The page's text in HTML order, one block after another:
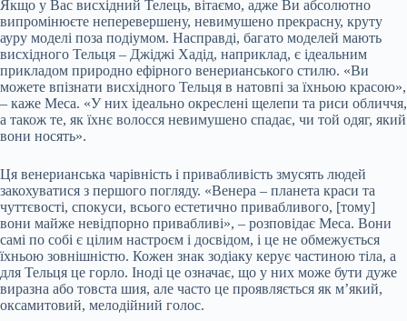
Якщо у Вас висхідний Телець, вітаємо, адже Ви абсолютно
випромінюєте неперевершену, невимушено прекрасну, круту
ауру моделі поза подіумом. Насправді, багато моделей мають
висхідного Тельця – Джіджі Хадід, наприклад, є ідеальним
прикладом природно ефірного венерианського стилю. «Ви
можете впізнати висхідного Тельця в натовпі за їхньою красою»,
– каже Меса. «У них ідеально окреслені щелепи та риси обличчя,
а також те, як їхнє волосся невимушено спадає, чи той одяг, який
вони носять».
Ця венерианська чарівність і привабливість змусять людей
закохуватися з першого погляду. «Венера – планета краси та
чуттєвості, спокуси, всього естетично привабливого, [тому]
вони майже невідпорно привабливі», – розповідає Меса. Вони
самі по собі є цілим настроєм і досвідом, і це не обмежується
їхньою зовнішністю. Кожен знак зодіаку керує частиною тіла, а
для Тельця це горло. Іноді це означає, що у них може бути дуже
виразна або товста шия, але часто це проявляється як м’який,
оксамитовий, мелодійний голос.